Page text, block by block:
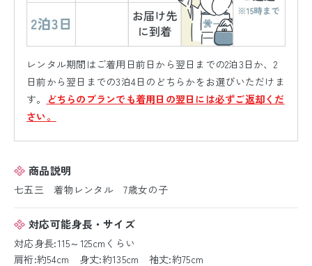
レンタル期間はご着用日前日から翌日までの2泊3日か、2
日前から翌日までの3泊4日のどちらかをお選びいただけま
す。
どちらのプランでも着用日の翌日には必ずご返却くだ
さい。
商品説明
七五三 着物レンタル 7歳女の子
対応可能身長・サイズ
対応身長:115～125cmくらい
肩裄:約54cm 身丈:約135cm 袖丈:約75cm